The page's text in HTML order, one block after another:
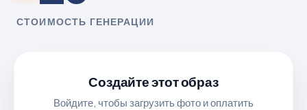
СТОИМОСТЬ ГЕНЕРАЦИИ
Создайте этот образ
Войдите, чтобы загрузить фото и оплатить